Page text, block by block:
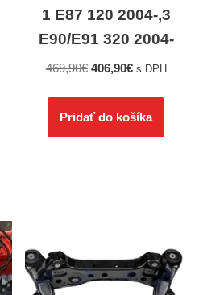
1 E87 120 2004-,3
E90/E91 320 2004-
469,90€ 406,90€ s DPH
Pridať do košíka